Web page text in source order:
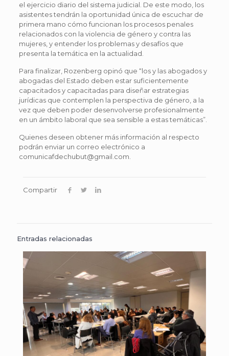
el ejercicio diario del sistema judicial. De este modo, los
asistentes tendrán la oportunidad única de escuchar de
primera mano cómo funcionan los procesos penales
relacionados con la violencia de género y contra las
mujeres, y entender los problemas y desafíos que
presenta la temática en la actualidad.
Para finalizar, Rozenberg opinó que “los y las abogados y
abogadas del Estado deben estar suficientemente
capacitados y capacitadas para diseñar estrategias
jurídicas que contemplen la perspectiva de género, a la
vez que deben poder desenvolverse profesionalmente
en un ámbito laboral que sea sensible a estas temáticas”.
Quienes deseen obtener más información al respecto
podrán enviar un correo electrónico a
comunicafdechubut@gmail.com.
Compartir
Entradas relacionadas